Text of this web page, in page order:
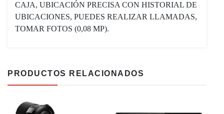
CAJA, UBICACIÓN PRECISA CON HISTORIAL DE
UBICACIONES, PUEDES REALIZAR LLAMADAS,
TOMAR FOTOS (0,08 MP).
PRODUCTOS RELACIONADOS